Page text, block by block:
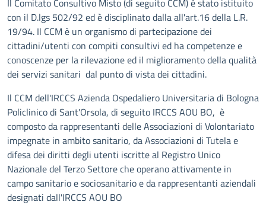
Il Comitato Consultivo Misto (di seguito CCM) è stato istituito
con il D.lgs 502/92 ed è disciplinato dalla all'art.16 della L.R.
19/94. Il CCM è un organismo di partecipazione dei
cittadini/utenti con compiti consultivi ed ha competenze e
conoscenze per la rilevazione ed il miglioramento della qualità
dei servizi sanitari dal punto di vista dei cittadini.
Il CCM dell'IRCCS Azienda Ospedaliero Universitaria di Bologna
Policlinico di Sant'Orsola, di seguito IRCCS AOU BO, è
composto da rappresentanti delle Associazioni di Volontariato
impegnate in ambito sanitario, da Associazioni di Tutela e
difesa dei diritti degli utenti iscritte al Registro Unico
Nazionale del Terzo Settore che operano attivamente in
campo sanitario e sociosanitario e da rappresentanti aziendali
designati dall'IRCCS AOU BO